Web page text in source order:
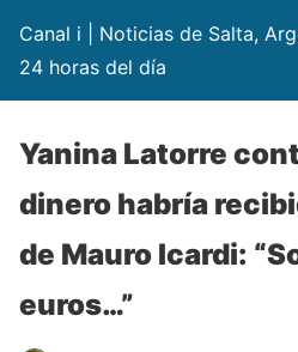
Canal i | Noticias de Salta,
24 horas del día
Yanina Latorre
dinero habría
de Mauro Icardi:
euros…”